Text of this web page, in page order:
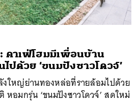
คาเฟ่โฮมมีเพื่อนบ้าน
ปด้วย ‘ขนมปังซาวโดวจ์’
งใหญ่ย่านทองหล่อที่รายล้อมไปด้วย
หอมกรุ่น ‘ขนมปังซาวโดวจ์’ สดใหม่